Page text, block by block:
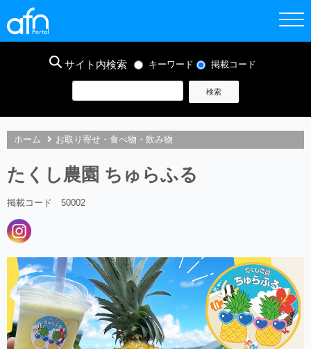
サイト内検索 キーワード 掲載コード
ホーム お取り寄せ・食べ物・飲み物
たくし農園 ちゅらふる
掲載コード 50002